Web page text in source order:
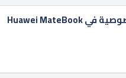
كيف تعمل شاشة الخصوصية في Huawei MateBook